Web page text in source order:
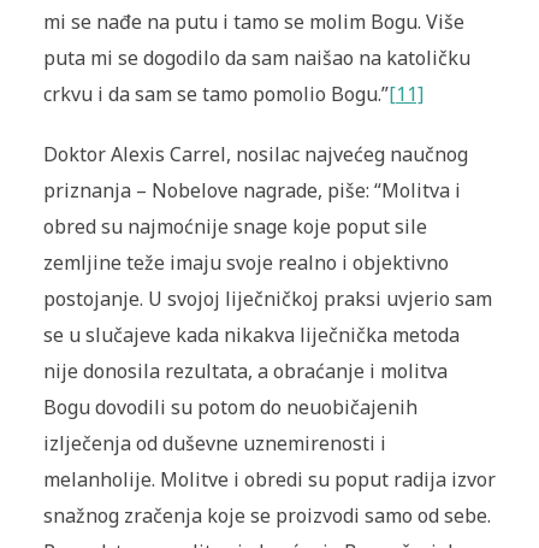
mi se nađe na putu i tamo se molim Bogu. Više
puta mi se dogodilo da sam naišao na katoličku
crkvu i da sam se tamo pomolio Bogu.”[11]
Doktor Alexis Carrel, nosilac najvećeg naučnog
priznanja – Nobelove nagrade, piše: “Molitva i
obred su najmoćnije snage koje poput sile
zemljine teže imaju svoje realno i objektivno
postojanje. U svojoj liječničkoj praksi uvjerio sam
se u slučajeve kada nikakva liječnička metoda
nije donosila rezultata, a obraćanje i molitva
Bogu dovodili su potom do neuobičajenih
izlječenja od duševne uznemirenosti i
melanholije. Molitve i obredi su poput radija izvor
snažnog zračenja koje se proizvodi samo od sebe.